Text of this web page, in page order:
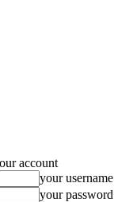
account
your username
your password